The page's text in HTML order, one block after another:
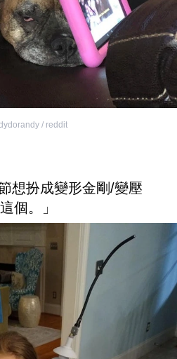
/ reddit
想扮成變形金剛/變壓
個。」